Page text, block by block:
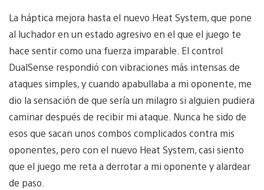
La háptica mejora hasta el nuevo Heat System, que pone
al luchador en un estado agresivo en el que el juego te
hace sentir como una fuerza imparable. El control
DualSense respondió con vibraciones más intensas de
ataques simples, y cuando apabullaba a mi oponente, me
dio la sensación de que sería un milagro si alguien pudiera
caminar después de recibir mi ataque. Nunca he sido de
esos que sacan unos combos complicados contra mis
oponentes, pero con el nuevo Heat System, casi siento
que el juego me reta a derrotar a mi oponente y alardear
de paso.